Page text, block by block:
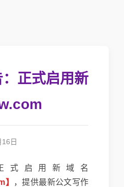
正式启用新
日
启用新域名
】
，提供最新公文写作